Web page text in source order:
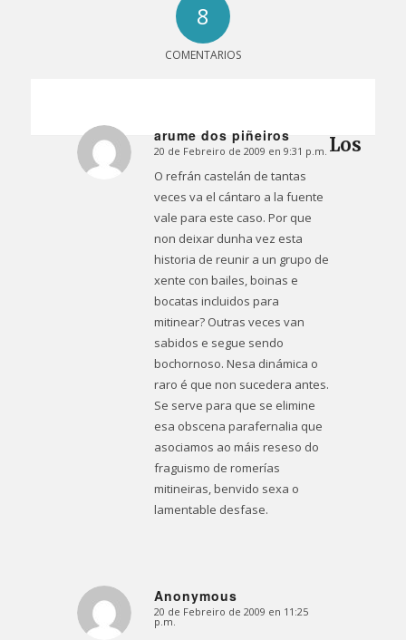
8
COMENTARIOS
arume dos piñeiros
Dice:
20 de Febreiro de 2009 en 9:31 p.m.
O refrán castelán de tantas
veces va el cántaro a la fuente
vale para este caso. Por que
non deixar dunha vez esta
historia de reunir a un grupo de
xente con bailes, boinas e
bocatas incluidos para
mitinear? Outras veces van
sabidos e segue sendo
bochornoso. Nesa dinámica o
raro é que non sucedera antes.
Se serve para que se elimine
esa obscena parafernalia que
asociamos ao máis reseso do
fraguismo de romerías
mitineiras, benvido sexa o
lamentable desfase.
Anonymous
Dice:
20 de Febreiro de 2009 en 11:25
p.m.
Los